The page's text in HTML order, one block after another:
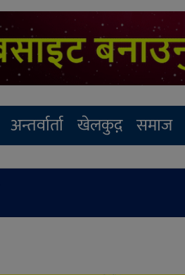
अन्तर्वार्ता खेलकुद़़ समाज